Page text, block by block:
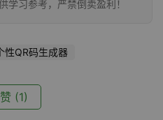
学习参考，严禁倒卖盈利！
性QR码生成器
(1)